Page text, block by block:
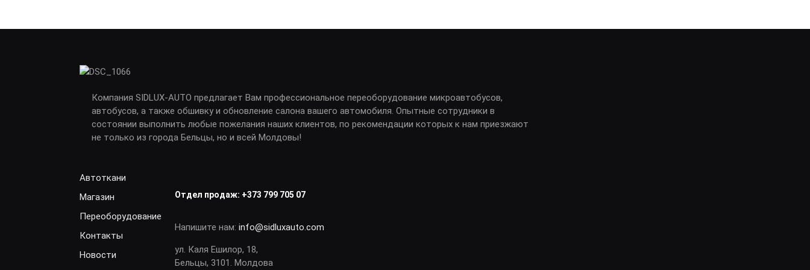
Компания SIDLUX-AUTO предлагает Вам профессиональное переоборудование микроавтобусов,
автобусов, а также обшивку и обновление салона вашего автомобиля. Опытные сотрудники в
состоянии выполнить любые пожелания наших клиентов, по рекомендации которых к нам приезжают
не только из города Бельцы, но и всей Молдовы!
Автоткани
Магазин
Переоборудование
Контакты
Новости
Отдел продаж: +373 799 705 07
Напишите нам:info@sidluxauto.com
ул. Каля Ешилор, 18,
Бельцы, 3101. Молдова